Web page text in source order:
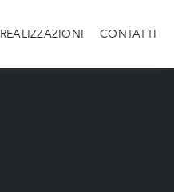
REALIZZAZIONI CONTATTI